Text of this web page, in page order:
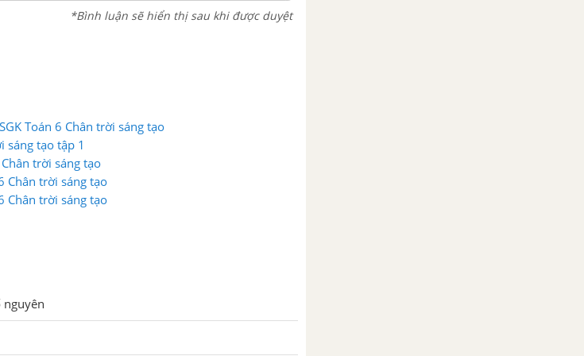
*Bình luận sẽ hiển thị sau khi được duyệt
Toán 6 Chân trời sáng tạo
sáng tạo tập 1
trời sáng tạo
Chân trời sáng tạo
Chân trời sáng tạo
nguyên